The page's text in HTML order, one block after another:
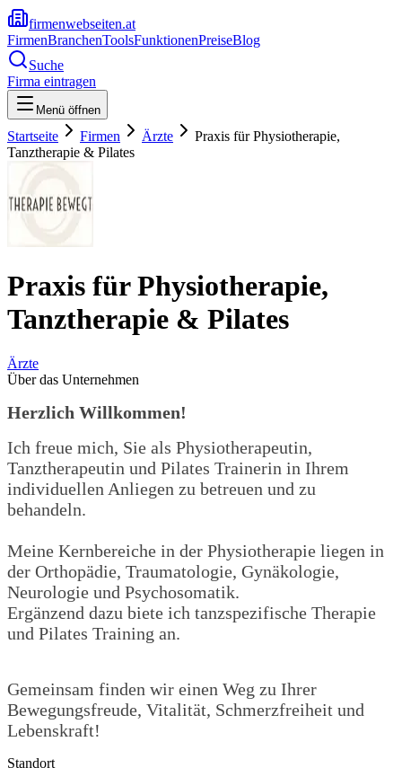
firmenwebseiten.at
FirmenBranchenToolsFunktionenPreiseBlog
Suche
Firma eintragen
Menü öffnen
Startseite Firmen Ärzte
Praxis für Physiotherapie,
Tanztherapie & Pilates
Praxis für Physiotherapie,
Tanztherapie & Pilates
Ärzte
Über das Unternehmen
Herzlich Willkommen!
Ich freue mich, Sie als Physiotherapeutin,
Tanztherapeutin und Pilates Trainerin in Ihrem
individuellen Anliegen zu betreuen und zu
behandeln.
Meine Kernbereiche in der Physiotherapie liegen in
der Orthopädie, Traumatologie, Gynäkologie,
Neurologie und Psychosomatik.
Ergänzend dazu biete ich tanzspezifische Therapie
und Pilates Training an.
Gemeinsam finden wir einen Weg zu Ihrer
Bewegungsfreude, Vitalität, Schmerzfreiheit und
Lebenskraft!
Standort